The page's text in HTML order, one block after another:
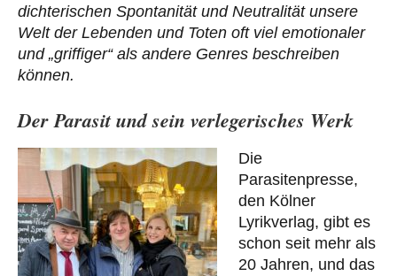
dichterischen Spontanität und Neutralität unsere
Welt der Lebenden und Toten oft viel emotionaler
und „griffiger“ als andere Genres beschreiben
können.
Der Parasit und sein verlegerisches Werk
Die
Parasitenpresse,
den Kölner
Lyrikverlag, gibt es
schon seit mehr als
20 Jahren, und das